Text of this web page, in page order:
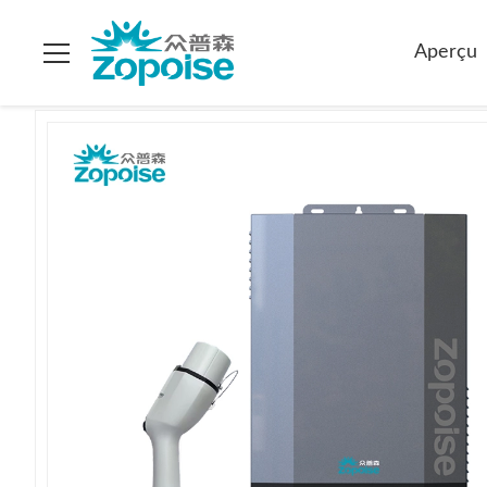
Aperçu
> Produits > Chargeurs électriques à courant continu